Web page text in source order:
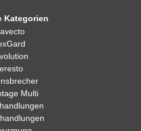
Kategorien
Multi